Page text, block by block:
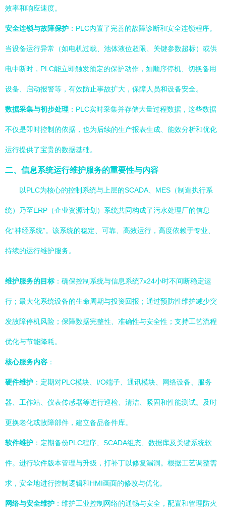
效率和响应速度。
安全连锁与故障保护 ：PLC内置了完善的故障诊断和安全连锁程序。
当设备运行异常（如电机过载、池体液位超限、关键参数超标）或供
电中断时，PLC能立即触发预定的保护动作，如顺序停机、切换备用
设备、启动报警等，有效防止事故扩大，保障人员和设备安全。
数据采集与初步处理 ：PLC实时采集并存储大量过程数据，这些数据
不仅是即时控制的依据，也为后续的生产报表生成、能效分析和优化
运行提供了宝贵的数据基础。
二、信息系统运行维护服务的重要性与内容
以PLC为核心的控制系统与上层的SCADA、MES（制造执行系
统）乃至ERP（企业资源计划）系统共同构成了污水处理厂的信息
化“神经系统”。该系统的稳定、可靠、高效运行，高度依赖于专业、
持续的运行维护服务。
维护服务的目标 ：确保控制系统与信息系统7x24小时不间断稳定运
行；最大化系统设备的生命周期与投资回报；通过预防性维护减少突
发故障停机风险；保障数据完整性、准确性与安全性；支持工艺流程
优化与节能降耗。
核心服务内容 ：
硬件维护 ：定期对PLC模块、I/O端子、通讯模块、网络设备、服务
器、工作站、仪表传感器等进行巡检、清洁、紧固和性能测试。及时
更换老化或故障部件，建立备品备件库。
软件维护 ：定期备份PLC程序、SCADA组态、数据库及关键系统软
件。进行软件版本管理与升级，打补丁以修复漏洞。根据工艺调整需
求，安全地进行控制逻辑和HMI画面的修改与优化。
网络与安全维护 ：维护工业控制网络的通畅与安全，配置和管理防火